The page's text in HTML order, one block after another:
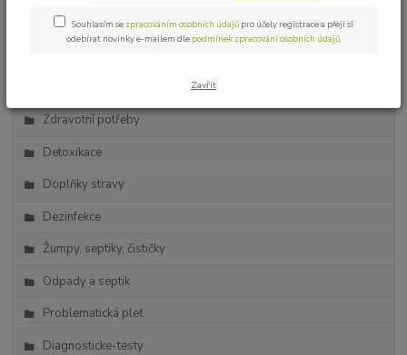
Bio drogerie
Zdravotní potřeby
Detoxikace
Doplňky stravy
Dezinfekce
Žumpy, septiky, čističky
Odpady a septik
Problematická pleť
Diagnosticke-testy
Souhlasím se zpracováním osobních údajů pro účely registrace a přeji si
odebírat novinky e-mailem dle podmínek zpracování osobních údajů.
Zavřít